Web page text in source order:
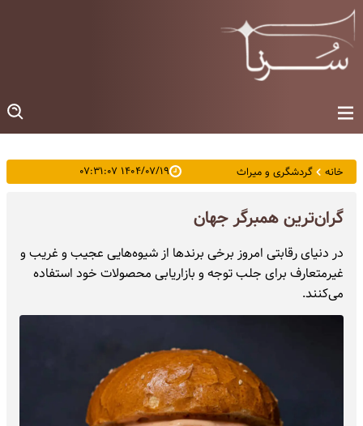
خانه گردشگری و میراث ۱۴۰۴/۰۷/۱۹ ۰۷:۳۱:۰۷
گران‌ترین همبرگر جهان
در دنیای رقابتی امروز برخی برندها از شیوه‌هایی عجیب و غریب و
غیرمتعارف برای جلب توجه و بازاریابی محصولات خود استفاده
می‌کنند.